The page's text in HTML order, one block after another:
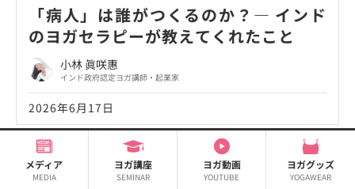
メディア
MEDIA
ヨガ講座
SEMINAR
ヨガ動画
YOUTUBE
ヨガグッズ
YOGAWEAR
「病人」は誰がつくるのか？― インド
のヨガセラピーが教えてくれたこと
小林 眞咲惠
インド政府認定ヨガ講師・起業家
2026年6月17日